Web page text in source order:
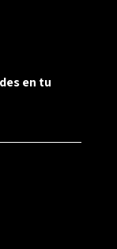
en tu